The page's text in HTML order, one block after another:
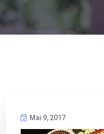
Mai 9, 2017